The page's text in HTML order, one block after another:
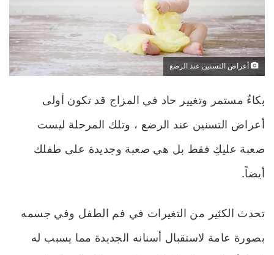
أعراض التسنين عند الرضع
بكاءٌ مستمر وتغيير حاد في المزاج قد تكون أولى
أعراض التسنين عند الرضع ، وتلك المرحلة ليست
صعبة عليكِ فقط بل هي صعبة وجديدة على طفلك
أيضاً.
تحدث الكثير من التغيرات في فم الطفل وفي جسمه
بصورة عامة لاستقبال أسنانه الجديدة مما يسبب له